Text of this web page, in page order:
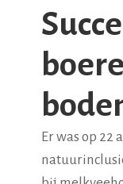
Er was op 22